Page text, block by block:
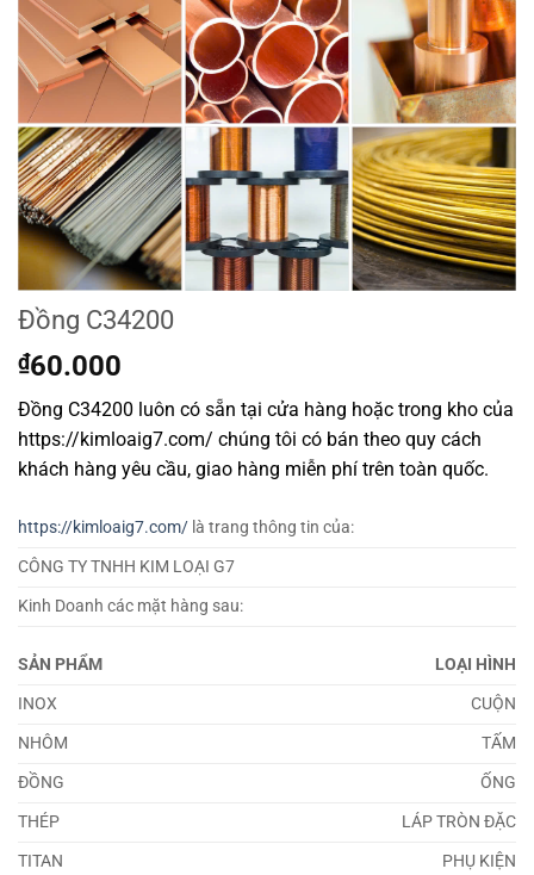
Đồng C34200
₫60.000
Đồng C34200 luôn có sẵn tại cửa hàng hoặc trong kho của
https://kimloaig7.com/ chúng tôi có bán theo quy cách
khách hàng yêu cầu, giao hàng miễn phí trên toàn quốc.
https://kimloaig7.com/ là trang thông tin của:
CÔNG TY TNHH KIM LOẠI G7
Kinh Doanh các mặt hàng sau:
SẢN PHẨM
LOẠI HÌNH
INOX
CUỘN
NHÔM
TẤM
ĐỒNG
ỐNG
THÉP
LÁP TRÒN ĐẶC
TITAN
PHỤ KIỆN